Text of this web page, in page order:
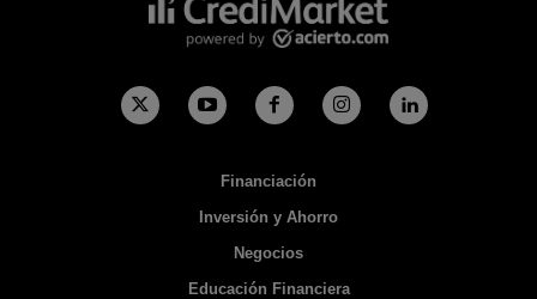
Financiación
Inversión y Ahorro
Negocios
Educación Financiera